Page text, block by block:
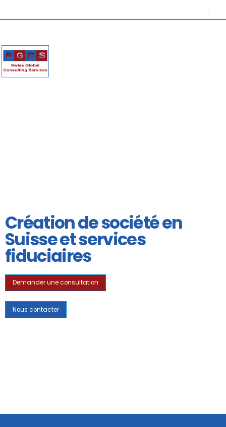
Création de société en
Suisse et services
fiduciaires
Demander une consultation
Nous contacter